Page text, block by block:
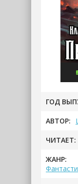
ГОД
АВТОР:
ЧИТАЕТ:
ЖАНР: